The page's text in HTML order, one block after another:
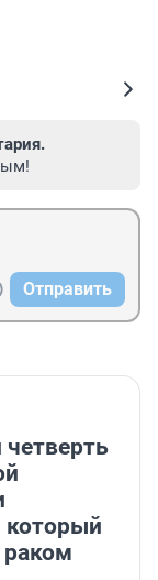
Отправить
который